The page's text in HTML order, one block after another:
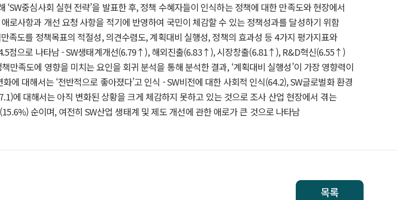
중심사회 실현 전략’을 발표한 후, 정책 수혜자들이 인식하는 정책에 대한 만족도와 현장에서
로사항과 개선 요청 사항을 적기에 반영하여 국민이 체감할 수 있는 정책성과를 달성하기 위함
족도를 정책목표의 적절성, 의견수렴도, 계획대비 실행성, 정책의 효과성 등 4가지 평가지표와
점으로 나타남 - SW생태계개선(6.79↑), 해외진출(6.83↑), 시장창출(6.81↑), R&D혁신(6.55↑)
족도에 영향을 미치는 요인을 회귀 분석을 통해 분석한 결과, ‘계획대비 실행성’이 가장 영향력이
에 대해서는 ‘전반적으로 좋아졌다’고 인식 - SW비전에 대한 사회적 인식(64.2), SW글로벌화 환경
에 대해서는 아직 변화된 상황을 크게 체감하지 못하고 있는 것으로 조사 산업 현장에서 겪는
순이며, 여전히 SW산업 생태계 및 제도 개선에 관한 애로가 큰 것으로 나타남
목록